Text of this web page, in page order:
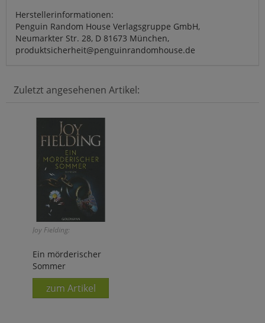
Herstellerinformationen:
Penguin Random House Verlagsgruppe GmbH,
Neumarkter Str. 28, D 81673 München,
produktsicherheit@penguinrandomhouse.de
Zuletzt angesehenen Artikel:
Joy Fielding:
Ein mörderischer
Sommer
zum Artikel